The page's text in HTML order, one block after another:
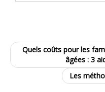
Quels coûts pour les
âgées : 3
Les